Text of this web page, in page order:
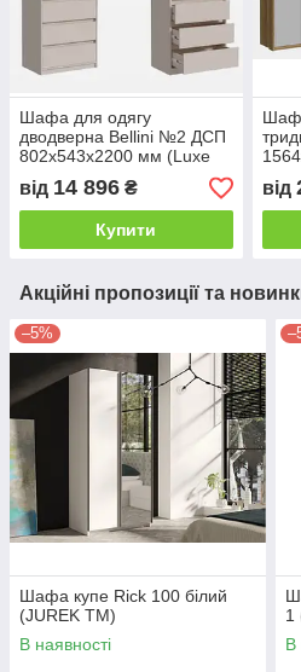
Шафа для одягу
дводверна Bellini №2 ДСП
802х543х2200 мм (Luxe
Studio TM)
від 14 896 ₴
Купити
від
Акційні пропозиції та
–5%
Шафа купе Rick 100 білий
(JUREK ТМ)
В наявності
1
В